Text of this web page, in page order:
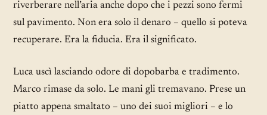
riverberare nell’aria anche dopo che i pezzi sono fermi
sul pavimento. Non era solo il denaro – quello si poteva
recuperare. Era la fiducia. Era il significato.
Luca uscì lasciando odore di dopobarba e tradimento.
Marco rimase da solo. Le mani gli tremavano. Prese un
piatto appena smaltato – uno dei suoi migliori – e lo